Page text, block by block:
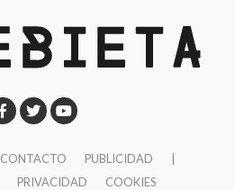
CONTACTO PUBLICIDAD
PRIVACIDAD COOKIES